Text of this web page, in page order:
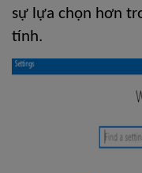
sự lựa chọn hơn
tính.